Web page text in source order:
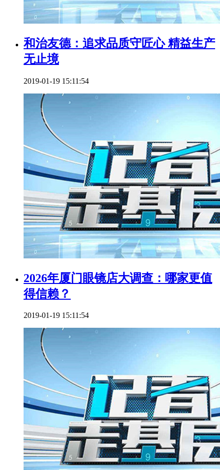
和治友德：追求品质守匠心 精益生产
无止境
2019-01-19 15:11:54
2026年厦门眼镜店大调查：哪家更值
得信赖？
2019-01-19 15:11:54